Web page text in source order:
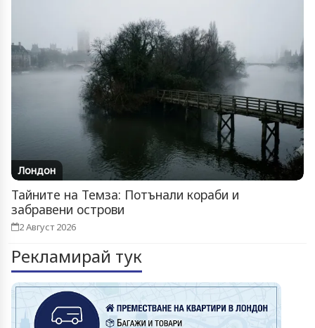
Лондон
Тайните на Темза: Потънали кораби и
забравени острови
2 Август 2026
Рекламирай тук